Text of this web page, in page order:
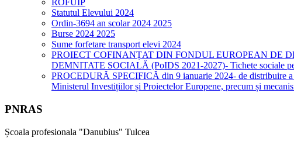
ROFUIP
Statutul Elevului 2024
Ordin-3694 an scolar 2024 2025
Burse 2024 2025
Sume forfetare transport elevi 2024
PROIECT COFINANȚAT DIN FONDUL EUROPEAN DE
DEMNITATE SOCIALĂ (PoIDS 2021-2027)- Tichete sociale
PROCEDURĂ SPECIFICĂ din 9 ianuarie 2024- de distribuire a
Ministerul Investițiilor și Proiectelor Europene, precum și
PNRAS
Școala profesionala "Danubius" Tulcea